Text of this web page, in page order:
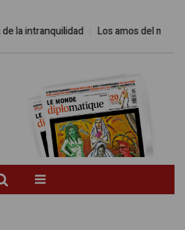
intranquilidad Los amos del mundo